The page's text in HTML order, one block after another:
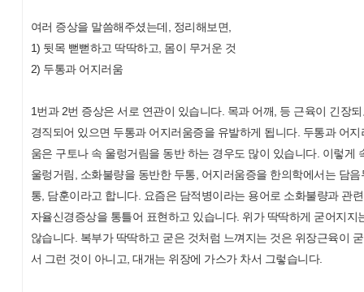
여러 증상을 말씀해주셨는데, 정리해보면,
1) 뒷목 뻗뻗하고 딱딱하고, 몸이 무거운 것
2) 두통과 어지러움
1번과 2번 증상은 서로 연관이 있습니다. 목과 어깨, 등 근육이 긴장
경직되어 있으면 두통과 어지러움증을 유발하게 됩니다. 두통과 어지
움은 구토나 속 울렁거림을 동반 하는 경우도 많이 있습니다. 이렇게
울렁거림, 소화불량을 동반한 두통, 어지러움증을 한의학에서는 담음
통, 담훈이라고 합니다. 요즘은 담적병이라는 용어로 소화불량과 관
자율신경증상을 통틀어 표현하고 있습니다. 위가 딱딱하게 굳어지지
않습니다. 복부가 딱딱하고 굳은 것처럼 느껴지는 것은 위장근육이
서 그런 것이 아니고, 대개는 위장에 가스가 차서 그렇습니다.